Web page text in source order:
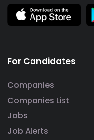
For Candidates
Companies
Companies List
Jobs
Job Alerts